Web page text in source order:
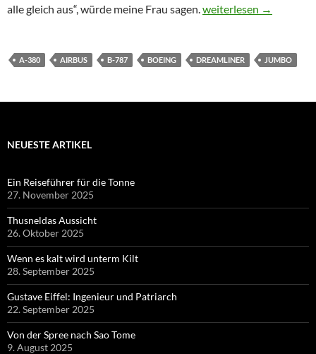
alle gleich aus“, würde meine Frau sagen.A-380 und B-787:
weiterlesen →
A-380 AIRBUS B-787 BOEING DREAMLINER JUMBO
NEUESTE ARTIKEL
Ein Reiseführer für die Tonne
27. November 2025
Thusneldas Aussicht
26. Oktober 2025
Wenn es kalt wird unterm Kilt
28. September 2025
Gustave Eiffel: Ingenieur und Patriarch
22. September 2025
Von der Spree nach Sao Tome
9. August 2025